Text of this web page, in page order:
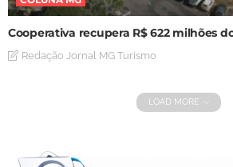
Cooperativa recupera R$ 622 milhões
Redação Jornal MG Turismo
LOAD MORE